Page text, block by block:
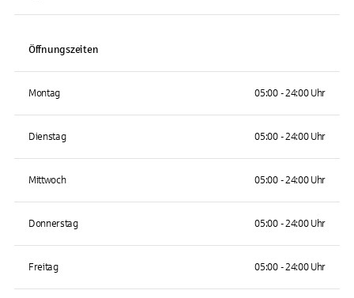
Öffnungszeiten
Montag 05:00 - 24:00 Uhr
Dienstag 05:00 - 24:00 Uhr
Mittwoch 05:00 - 24:00 Uhr
Donnerstag 05:00 - 24:00 Uhr
Freitag 05:00 - 24:00 Uhr